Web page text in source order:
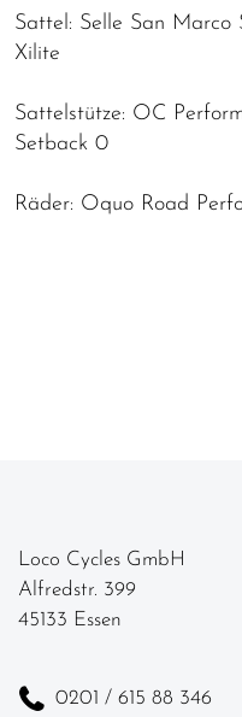
Sattel: Selle San
Xilite
Sattelstütze: OC
Setback 0
Räder: Oquo Road
Loco Cycles GmbH
Alfredstr. 399
45133 Essen
0201 / 615 88 346